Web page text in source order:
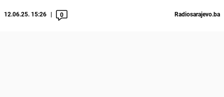
12.06.25. 15:26 0 Radiosarajevo.ba